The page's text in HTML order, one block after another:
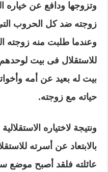
وتزوجها ودافع عن خياره
زوجته ضد كل الحروب التى
وعندما طلبت منه زوجته
للاستقلال فى بيت
بيت له بعيد عن أمه
حياته مع زوجته.
ونتيجة لاختياره
بالابتعاد عن أسرته
عائلته فلقد أصبح